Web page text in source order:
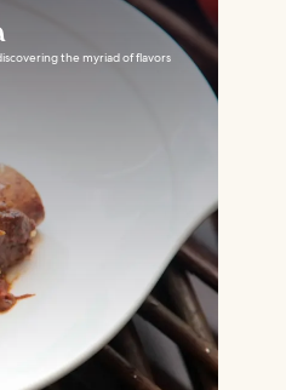
the myriad of flavors